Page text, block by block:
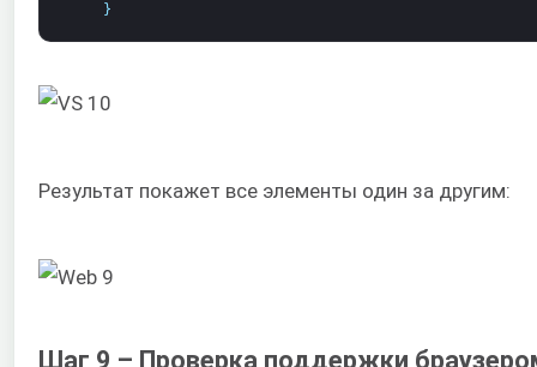
}
Результат покажет все элементы один за другим:
Шаг 9 – Проверка поддержки